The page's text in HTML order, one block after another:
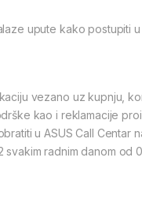
upute kako postupiti u
vezano uz kupnju,
kao i reklamacije
u ASUS Call Centar
svakim radnim danom od